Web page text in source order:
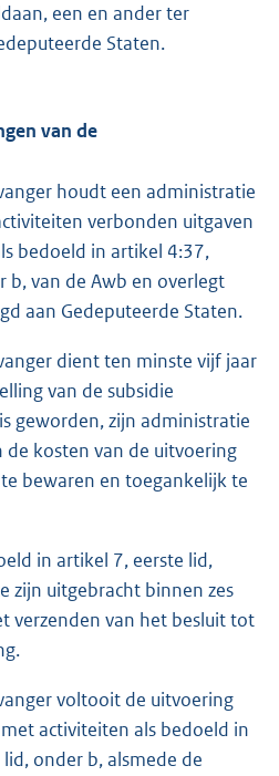
een en ander ter
Staten.
van de
houdt een administratie
verbonden uitgaven
bedoeld in artikel 4:37,
b, van de Awb en overlegt
aan Gedeputeerde Staten.
dient ten minste vijf jaar
van de subsidie
geworden, zijn administratie
de kosten van de uitvoering
bewaren en toegankelijk te
in artikel 7, eerste lid,
zijn uitgebracht binnen zes
verzenden van het besluit tot
voltooit de uitvoering
activiteiten als bedoeld in
onder b, alsmede de